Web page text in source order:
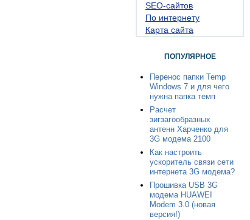
SEO-сайтов
По интернету
Карта сайта
ПОПУЛЯРНОЕ
Перенос папки Temp
Windows 7 и для чего
нужна папка темп
Расчет
зигзагообразных
антенн Харченко для
3G модема 2100
Как настроить
ускоритель связи сети
интернета 3G модема?
Прошивка USB 3G
модема HUAWEI
Modem 3.0 (новая
версия!)